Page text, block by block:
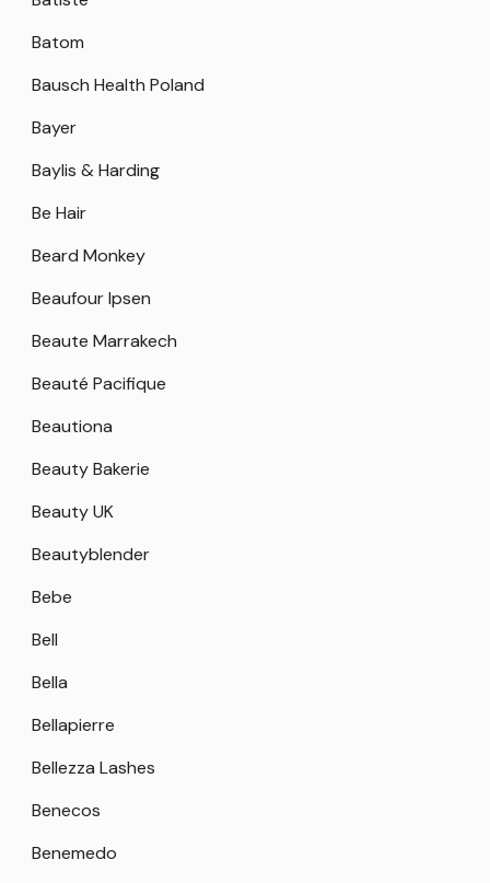
Batom
Bausch Health Poland
Bayer
Baylis & Harding
Be Hair
Beard Monkey
Beaufour Ipsen
Beaute Marrakech
Beauté Pacifique
Beautiona
Beauty Bakerie
Beauty UK
Beautyblender
Bebe
Bell
Bella
Bellapierre
Bellezza Lashes
Benecos
Benemedo